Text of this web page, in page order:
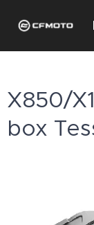
X850/
box